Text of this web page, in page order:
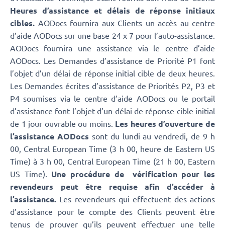
Heures d’assistance et délais de réponse initiaux
cibles. AODocs fournira aux Clients un accès au centre
d’aide AODocs sur une base 24 x 7 pour l’auto-assistance.
AODocs fournira une assistance via le centre d’aide
AODocs. Les Demandes d’assistance de Priorité P1 font
l’objet d’un délai de réponse initial cible de deux heures.
Les Demandes écrites d’assistance de Priorités P2, P3 et
P4 soumises via le centre d’aide AODocs ou le portail
d’assistance font l’objet d’un délai de réponse cible initial
de 1 jour ouvrable ou moins. Les heures d’ouverture de
l’assistance AODocs sont du lundi au vendredi, de 9 h
00, Central European Time (3 h 00, heure de Eastern US
Time) à 3 h 00, Central European Time (21 h 00, Eastern
US Time). Une procédure de vérification pour les
revendeurs peut être requise afin d’accéder à
l’assistance. Les revendeurs qui effectuent des actions
d’assistance pour le compte des Clients peuvent être
tenus de prouver qu’ils peuvent effectuer une telle